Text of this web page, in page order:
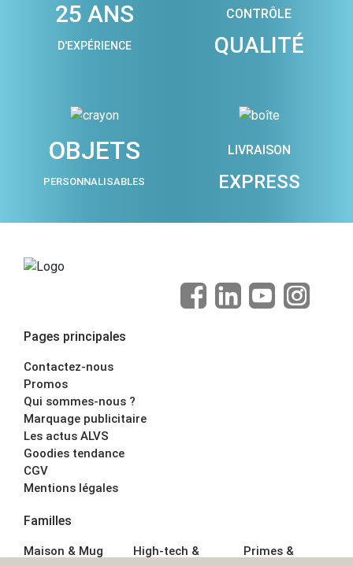
25 ANS
D'EXPÉRIENCE
CONTRÔLE
QUALITÉ
OBJETS
PERSONNALISABLES
LIVRAISON
EXPRESS
Pages principales
Contactez-nous
Promos
Qui sommes-nous ?
Marquage publicitaire
Les actus ALVS
Goodies tendance
CGV
Mentions légales
Familles
Maison & Mug
High-tech &
Primes &